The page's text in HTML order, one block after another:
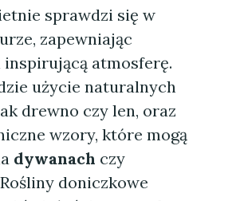
sprawdzi się w
zapewniając
atmosferę.
użycie naturalnych
drewno czy len, oraz
wzory, które mogą
dywanach czy
doniczkowe